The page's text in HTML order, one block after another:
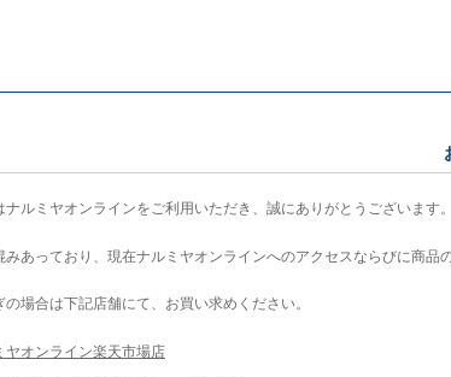
ナルミヤオンラインをご利用いただき、誠にありがとうございます。
みあっており、現在ナルミヤオンラインへのアクセスならびに商品
の場合は下記店舗にて、お買い求めください。
ヤオンライン楽天市場店